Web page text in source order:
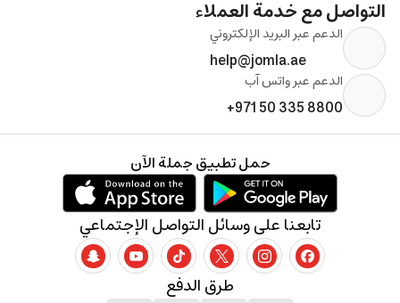
التواصل مع خدمة العملاء
الدعم عبر البريد الإلكتروني
help@jomla.ae
الدعم عبر واتس آب
+971 50 335 8800
طرق الدفع
تابعنا على وسائل التواصل الإجتماعي
حمل تطبيق جملة الآن